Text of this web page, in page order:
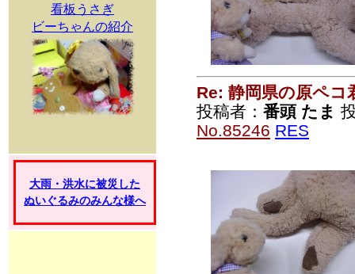
看板うさぎ
ビーちゃんの紹介
大雨・洪水に被災した
ぬいぐるみのみんな様へ
Re: 静岡県の原ペコ
投稿者： 番頭 たま
No.85246 RES